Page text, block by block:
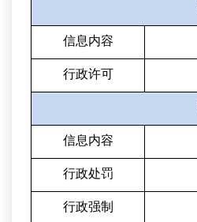
信息内容
行政许可
信息内容
行政处罚
行政强制